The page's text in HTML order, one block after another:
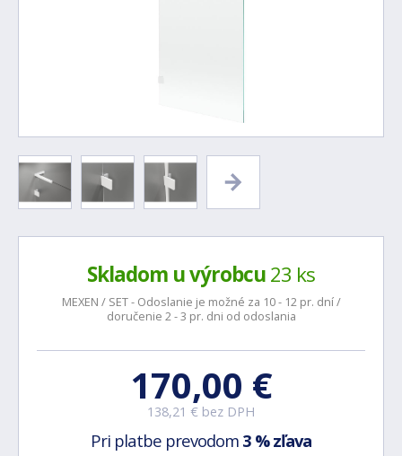
Skladom u výrobcu23 ks
MEXEN / SET - Odoslanie je možné za 10 - 12 pr. dní /
doručenie 2 - 3 pr. dni od odoslania
170,00 €
138,21 € bez DPH
Pri platbe prevodom 3 % zľava